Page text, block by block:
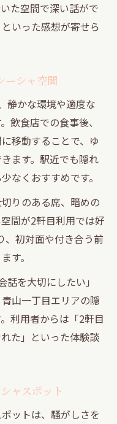
た空間で深い話がで
いった感想が寄せら
ーシャ空間
静かな環境や適度な
飲食店での食事後、
移動することで、ゆ
ます。駅近でも隠れ
なくおすすめです。
りのある席、暗めの
間が2軒目利用では好
、初対面や付き合う前
す。
話を大切にしたい」
山一丁目エリアの隠
利用者からは「2軒目
た」といった体験談
ャスポット
ットは、騒がしさを